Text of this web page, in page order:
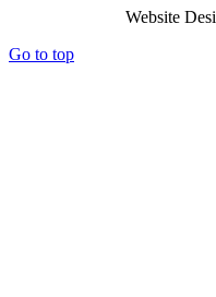
Website
Go to top